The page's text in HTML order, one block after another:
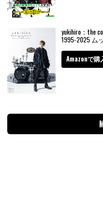
yukihiro：the
1995-2025 ム
Amazonで購